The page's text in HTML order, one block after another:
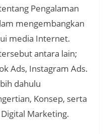
Pengalaman
mengembangkan
media Internet.
antara lain;
Ads, Instagram Ads.
dahulu
Konsep, serta
Marketing.